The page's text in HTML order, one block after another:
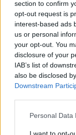
section to confirm
opt-out request is
interest-based ads
us or personal
your opt-out. You
disclosure of your
IAB’s list of
also be disclosed
Downstream
Personal Data